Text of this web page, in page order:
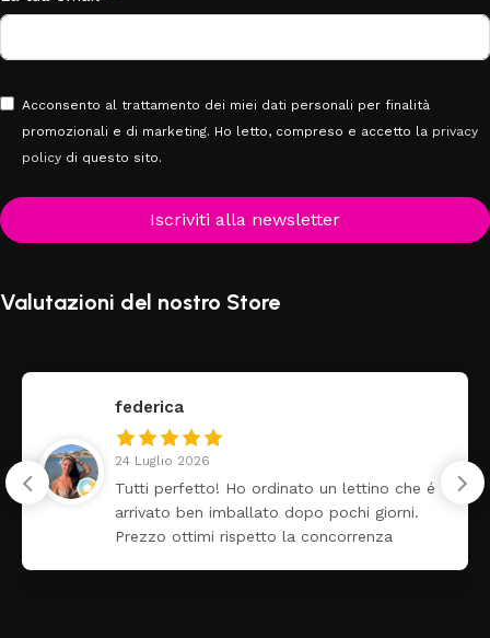
Acconsento al trattamento dei miei dati personali per finalità
promozionali e di marketing. Ho letto, compreso e accetto la privacy
policy di questo sito.
Iscriviti alla newsletter
Valutazioni del nostro Store
federica
24 Luglio 2026
Tutti perfetto! Ho ordinato un lettino che é
arrivato ben imballato dopo pochi giorni.
Prezzo ottimi rispetto la concorrenza